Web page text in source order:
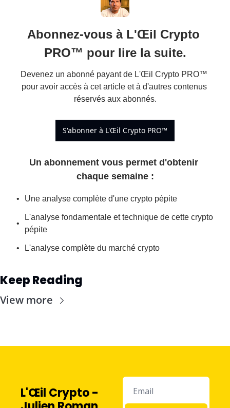
Abonnez-vous à L'Œil Crypto
PRO™ pour lire la suite.
Devenez un abonné payant de L'Œil Crypto PRO™
pour avoir accès à cet article et à d'autres contenus
réservés aux abonnés.
S'abonner à L'Œil Crypto PRO™
Un abonnement vous permet d'obtenir
chaque semaine :
Une analyse complète d'une crypto pépite
L'analyse fondamentale et technique de cette crypto
pépite
L'analyse complète du marché crypto
Keep Reading
View more
L'Œil Crypto -